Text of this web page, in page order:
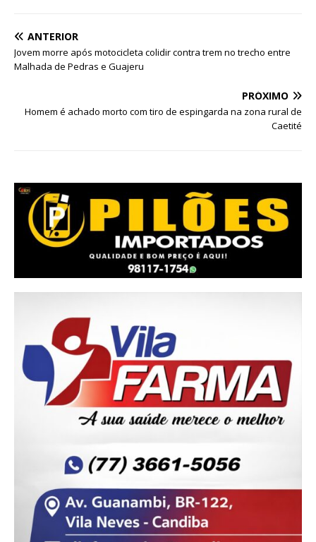
ANTERIOR
Jovem morre após motocicleta colidir contra trem no trecho entre
Malhada de Pedras e Guajeru
PRÓXIMO
Homem é achado morto com tiro de espingarda na zona rural de
Caetité